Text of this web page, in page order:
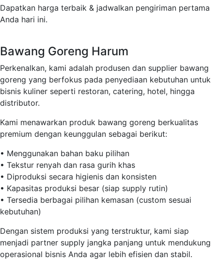
Dapatkan harga terbaik & jadwalkan pengiriman pertama
Anda hari ini.
Bawang Goreng Harum
Perkenalkan, kami adalah produsen dan supplier bawang
goreng yang berfokus pada penyediaan kebutuhan untuk
bisnis kuliner seperti restoran, catering, hotel, hingga
distributor.
Kami menawarkan produk bawang goreng berkualitas
premium dengan keunggulan sebagai berikut:
• Menggunakan bahan baku pilihan
• Tekstur renyah dan rasa gurih khas
• Diproduksi secara higienis dan konsisten
• Kapasitas produksi besar (siap supply rutin)
• Tersedia berbagai pilihan kemasan (custom sesuai
kebutuhan)
Dengan sistem produksi yang terstruktur, kami siap
menjadi partner supply jangka panjang untuk mendukung
operasional bisnis Anda agar lebih efisien dan stabil.